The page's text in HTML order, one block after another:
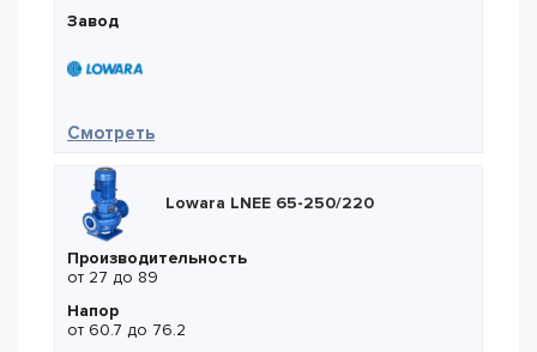
Завод
Смотреть— Lowara LNEE 50-160/55
Lowara LNEE 65-250/220
Производительность
от 27 до 89
Напор
от 60.7 до 76.2